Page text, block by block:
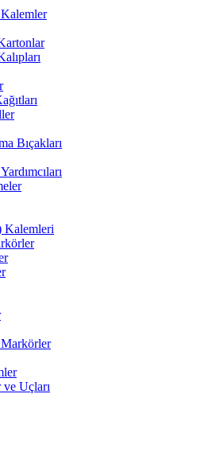
Bıçakları
Kalemleri
Uçları